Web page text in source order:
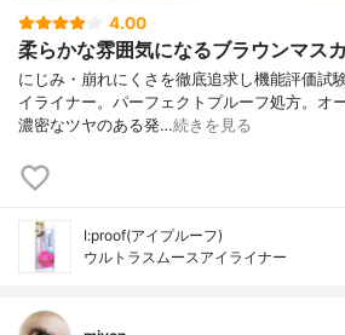
4.00
柔らかな雰囲気になるブラウンマス
にじみ・崩れにくさを徹底追求し機能評価試
イライナー。パーフェクトプルーフ処方。オ
濃密なツヤのある発…続きを見る
I:proof(アイプルーフ)
ウルトラスムースアイライナー